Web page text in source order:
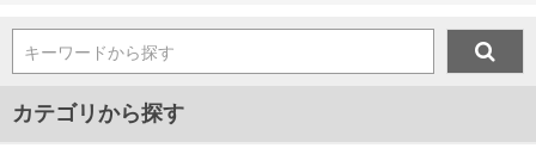
キーワードから探す
カテゴリから探す